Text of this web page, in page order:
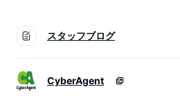
スタッフブログ
CyberAgent